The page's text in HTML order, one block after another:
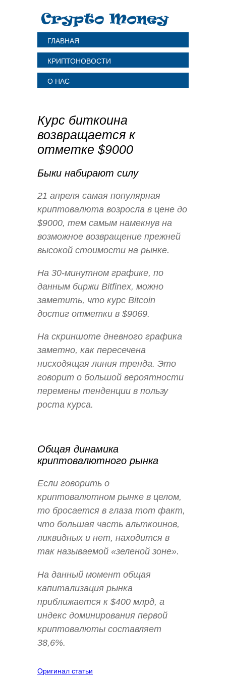
ГЛАВНАЯ
КРИПТОНОВОСТИ
О НАС
Курс биткоина
возвращается к
отметке $9000
Быки набирают силу
21 апреля самая популярная
криптовалюта возросла в цене до
$9000, тем самым намекнув на
возможное возвращение прежней
высокой стоимости на рынке.
На 30-минутном графике, по
данным биржи Bitfinex, можно
заметить, что курс Bitcoin
достиг отметки в $9069.
На скриншоте дневного графика
заметно, как пересечена
нисходящая линия тренда. Это
говорит о большой вероятности
перемены тенденции в пользу
роста курса.
Общая динамика
криптовалютного рынка
Если говорить о
криптовалютном рынке в целом,
то бросается в глаза тот факт,
что большая часть альткоинов,
ликвидных и нет, находится в
так называемой «зеленой зоне».
На данный момент общая
капитализация рынка
приближается к $400 млрд, а
индекс доминирования первой
криптовалюты составляет
38,6%.
Оригинал статьи